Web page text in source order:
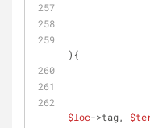
){
$loc->tag,